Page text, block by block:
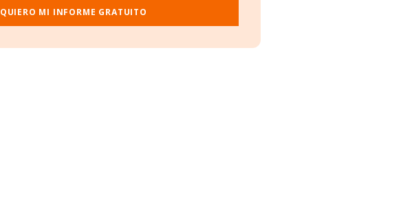
QUIERO MI INFORME GRATUITO